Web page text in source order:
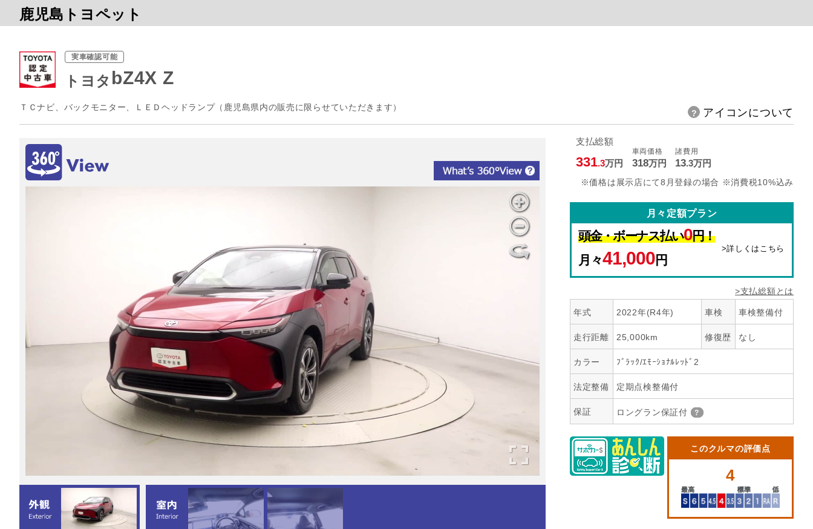
鹿児島トヨペット
実車確認可能
トヨタ bZ4X Z
ＴＣナビ、バックモニター、ＬＥＤヘッドランプ（鹿児島県内の販売に限らせていただきます） アイコンについて
支払総額
331.3万円
車両価格
318万円
諸費用
13.3万円
※価格は展示店にて8月登録の場合 ※消費税10%込み
月々定額プラン
頭金・ボーナス払い0円！
月々41,000円
>詳しくはこちら
>支払総額とは
年式 2022年(R4年) 車検 車検整備付
走行距離 25,000km 修復歴 なし
カラー ﾌﾞﾗｯｸ/ｴﾓｰｼｮﾅﾙﾚｯﾄﾞ2
法定整備 定期点検整備付
保証 ロングラン保証付
このクルマの評価点
4